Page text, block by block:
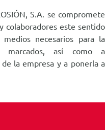
S.A. se compromete
colaboradores este sentido
necesarios para la
marcados, así como a
la empresa y a ponerla a